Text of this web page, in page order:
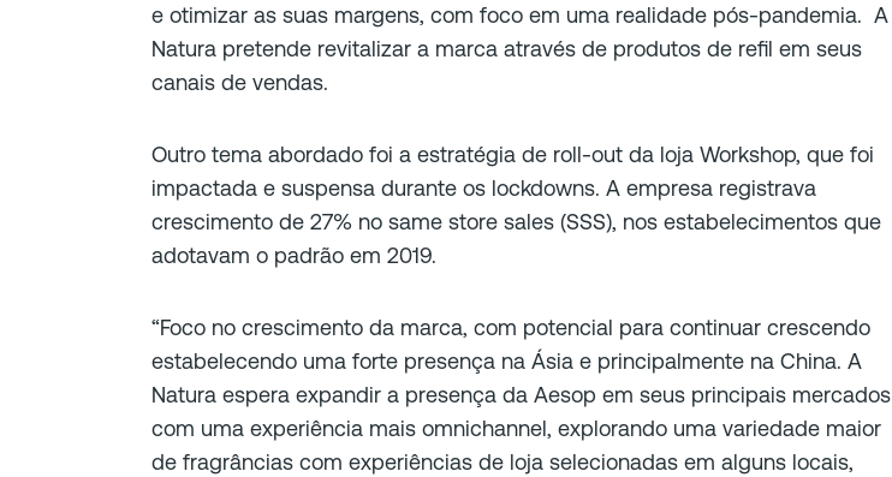
e otimizar as suas margens, com foco em uma realidade pós-pandemia. A
Natura pretende revitalizar a marca através de produtos de refil em seus
canais de vendas.
Outro tema abordado foi a estratégia de roll-out da loja Workshop, que foi
impactada e suspensa durante os lockdowns. A empresa registrava
crescimento de 27% no same store sales (SSS), nos estabelecimentos que
adotavam o padrão em 2019.
“Foco no crescimento da marca, com potencial para continuar crescendo
estabelecendo uma forte presença na Ásia e principalmente na China. A
Natura espera expandir a presença da Aesop em seus principais mercados
com uma experiência mais omnichannel, explorando uma variedade maior
de fragrâncias com experiências de loja selecionadas em alguns locais,